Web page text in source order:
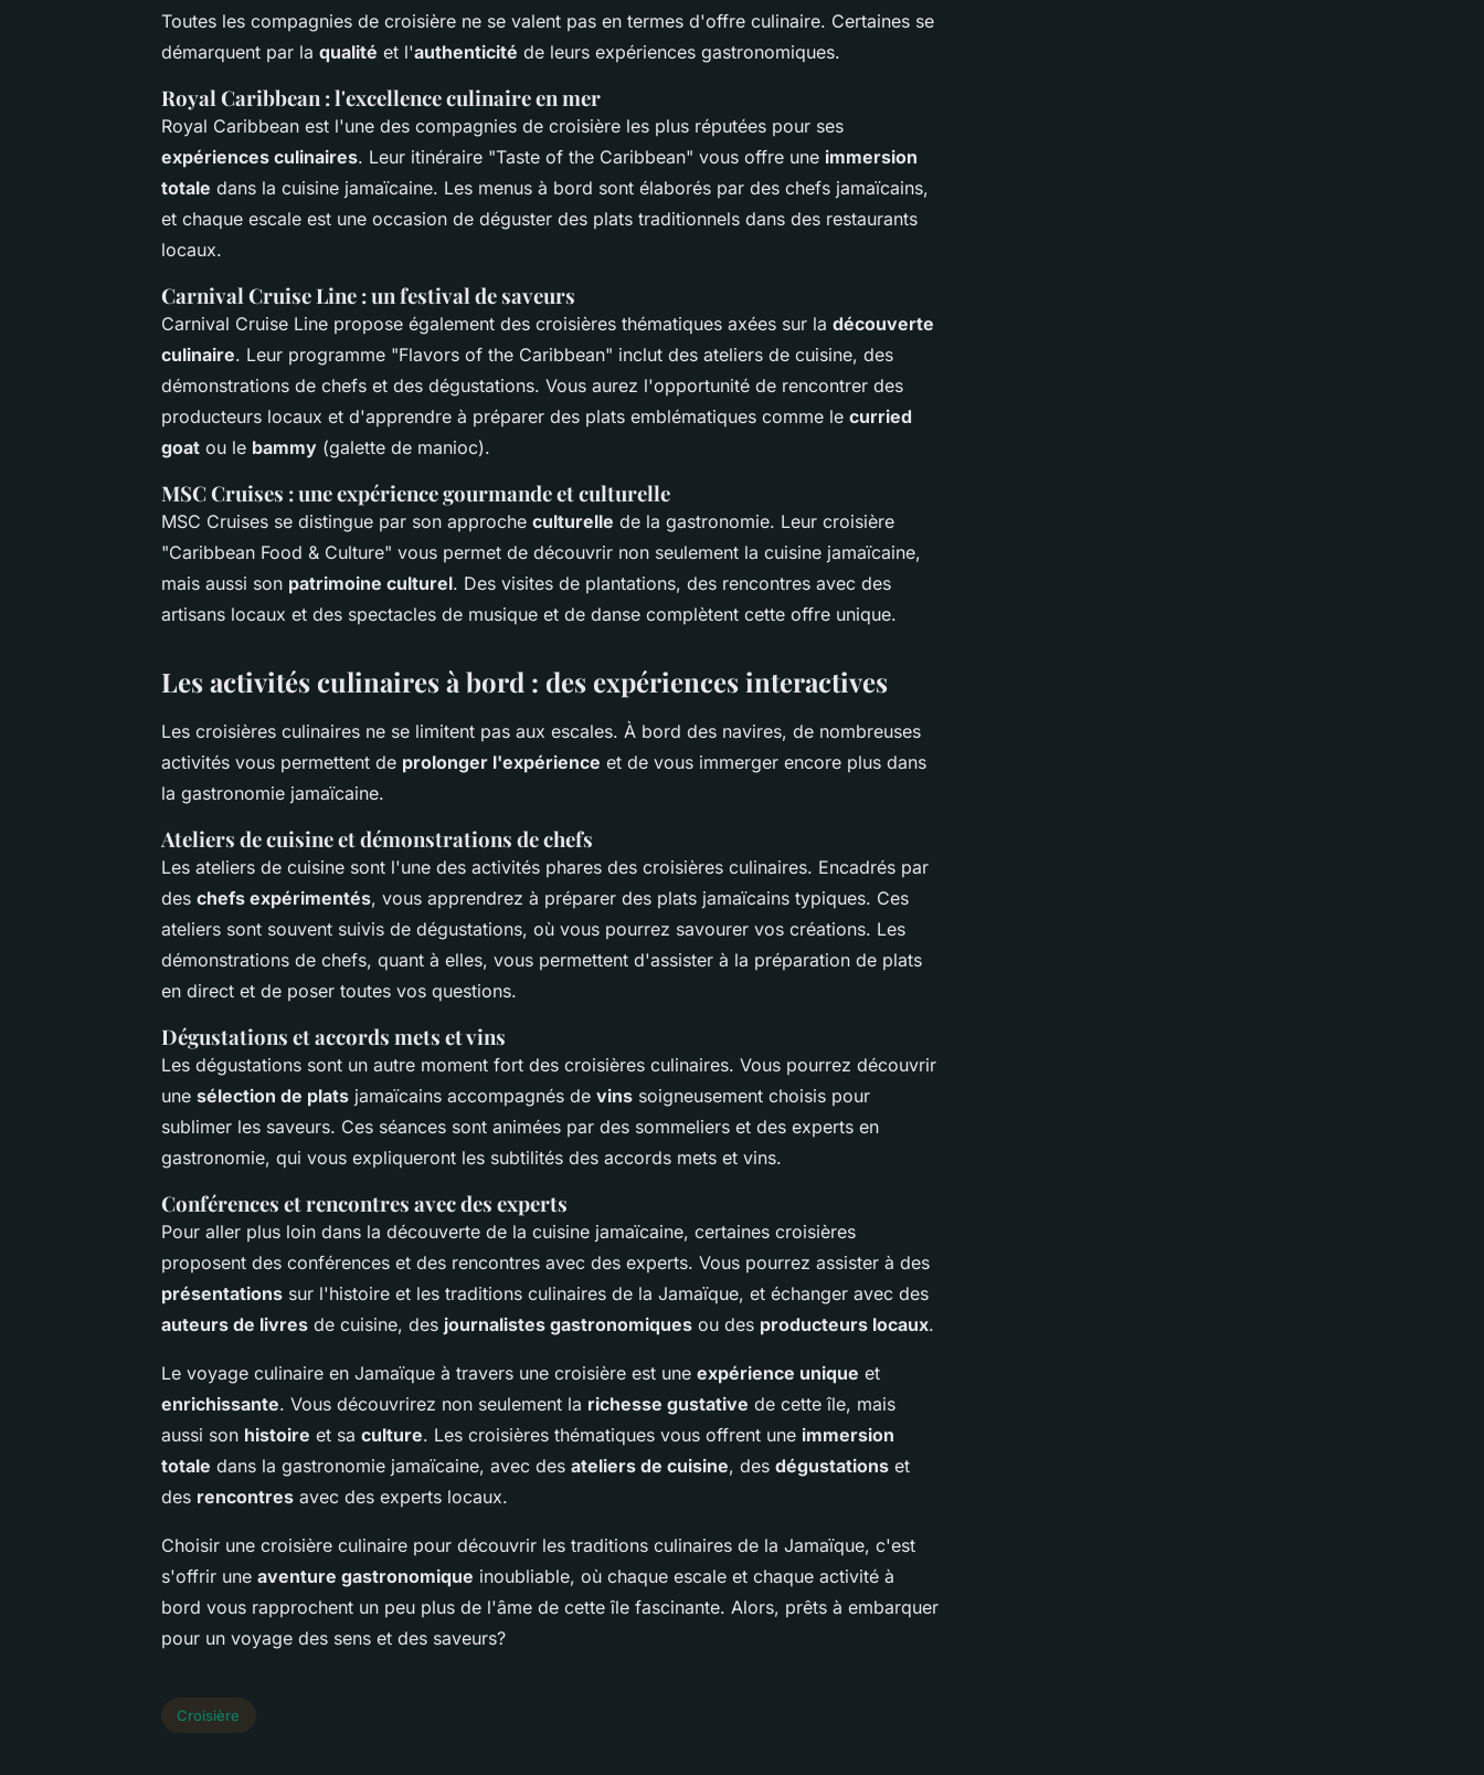
Toutes les compagnies de croisière ne se valent pas en termes d'offre culinaire. Certaines se
démarquent par la qualité et l'authenticité de leurs expériences gastronomiques.
Royal Caribbean : l'excellence culinaire en mer
Royal Caribbean est l'une des compagnies de croisière les plus réputées pour ses
expériences culinaires. Leur itinéraire "Taste of the Caribbean" vous offre une immersion
totale dans la cuisine jamaïcaine. Les menus à bord sont élaborés par des chefs jamaïcains,
et chaque escale est une occasion de déguster des plats traditionnels dans des restaurants
locaux.
Carnival Cruise Line : un festival de saveurs
Carnival Cruise Line propose également des croisières thématiques axées sur la découverte
culinaire. Leur programme "Flavors of the Caribbean" inclut des ateliers de cuisine, des
démonstrations de chefs et des dégustations. Vous aurez l'opportunité de rencontrer des
producteurs locaux et d'apprendre à préparer des plats emblématiques comme le curried
goat ou le bammy (galette de manioc).
MSC Cruises : une expérience gourmande et culturelle
MSC Cruises se distingue par son approche culturelle de la gastronomie. Leur croisière
"Caribbean Food & Culture" vous permet de découvrir non seulement la cuisine jamaïcaine,
mais aussi son patrimoine culturel. Des visites de plantations, des rencontres avec des
artisans locaux et des spectacles de musique et de danse complètent cette offre unique.
Les activités culinaires à bord : des expériences interactives
Les croisières culinaires ne se limitent pas aux escales. À bord des navires, de nombreuses
activités vous permettent de prolonger l'expérience et de vous immerger encore plus dans
la gastronomie jamaïcaine.
Ateliers de cuisine et démonstrations de chefs
Les ateliers de cuisine sont l'une des activités phares des croisières culinaires. Encadrés par
des chefs expérimentés, vous apprendrez à préparer des plats jamaïcains typiques. Ces
ateliers sont souvent suivis de dégustations, où vous pourrez savourer vos créations. Les
démonstrations de chefs, quant à elles, vous permettent d'assister à la préparation de plats
en direct et de poser toutes vos questions.
Dégustations et accords mets et vins
Les dégustations sont un autre moment fort des croisières culinaires. Vous pourrez découvrir
une sélection de plats jamaïcains accompagnés de vins soigneusement choisis pour
sublimer les saveurs. Ces séances sont animées par des sommeliers et des experts en
gastronomie, qui vous expliqueront les subtilités des accords mets et vins.
Conférences et rencontres avec des experts
Pour aller plus loin dans la découverte de la cuisine jamaïcaine, certaines croisières
proposent des conférences et des rencontres avec des experts. Vous pourrez assister à des
présentations sur l'histoire et les traditions culinaires de la Jamaïque, et échanger avec des
auteurs de livres de cuisine, des journalistes gastronomiques ou des producteurs locaux.
Le voyage culinaire en Jamaïque à travers une croisière est une expérience unique et
enrichissante. Vous découvrirez non seulement la richesse gustative de cette île, mais
aussi son histoire et sa culture. Les croisières thématiques vous offrent une immersion
totale dans la gastronomie jamaïcaine, avec des ateliers de cuisine, des dégustations et
des rencontres avec des experts locaux.
Choisir une croisière culinaire pour découvrir les traditions culinaires de la Jamaïque, c'est
s'offrir une aventure gastronomique inoubliable, où chaque escale et chaque activité à
bord vous rapprochent un peu plus de l'âme de cette île fascinante. Alors, prêts à embarquer
pour un voyage des sens et des saveurs?
Croisière